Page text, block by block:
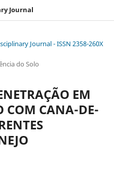
Journal
Journal - ISSN 2358-260X
do Solo
EM
COM CANA-DE-